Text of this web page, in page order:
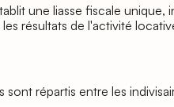
une liasse fiscale unique,
résultats de l'activité
sont répartis entre les